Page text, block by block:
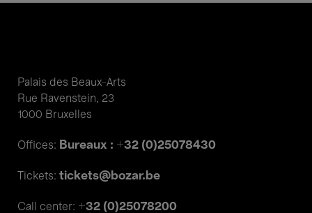
Palais des Beaux-Arts
Rue Ravenstein, 23
1000 Bruxelles
Offices: Bureaux : +32 (0)25078430
Tickets: tickets@bozar.be
Call center: +32 (0)25078200